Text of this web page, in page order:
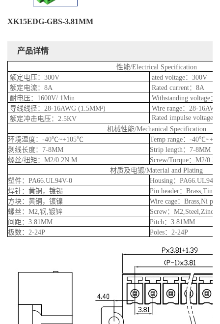
XK15EDG-GBS-3.81MM
产品详情
性能/Electrical Specification
额定电压：300V
ated voltage：300V
额定电流：8A
Rated current：8A
耐电压：1600V/ 1Min
Withstanding voltage
导线线径：28-16AWG (1.5MM²)
Wire range：28-
额定冲击电压：2.5KV
Rated impulse voltage:
机械性能/Mechanical Specification
环境温度：-40℃~+105℃
Temp range：-
剥线长度：7-8MM
Strip length：7-8MM
螺丝/扭矩：M2/0.2N.M
Screw/Torque：M2/
材质及电镀/Material and Plating
塑件：PA66.UL94V-0
Housing：
焊针：黄铜，镀锡
Pin header：Brass,Tin
方块：黄铜，镀镍
Wire cage：Brass,Ni
螺丝：M2,钢,镀锌
Screw：M2,Steel,Zinc
间距：3.81MM
Pitch：3.81MM
极数：2-24P
Poles：2-24P